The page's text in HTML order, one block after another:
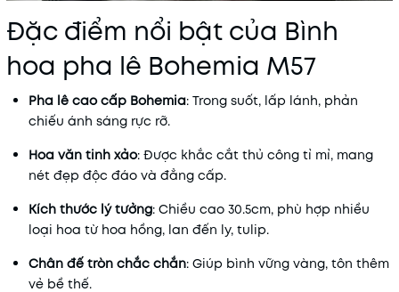
Đặc điểm nổi bật của Bình
hoa pha lê Bohemia M57
Pha lê cao cấp Bohemia: Trong suốt, lấp lánh, phản
chiếu ánh sáng rực rỡ.
Hoa văn tinh xảo: Được khắc cắt thủ công tỉ mỉ, mang
nét đẹp độc đáo và đẳng cấp.
Kích thước lý tưởng: Chiều cao 30.5cm, phù hợp nhiều
loại hoa từ hoa hồng, lan đến ly, tulip.
Chân đế tròn chắc chắn: Giúp bình vững vàng, tôn thêm
vẻ bề thế.